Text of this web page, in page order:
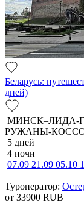
Беларусь:
дней)
МИНСК–ЛИДА-
РУЖАНЫ-
5 дней
4 ночи
07.09 21.09 05.10
Туроператор:
от 33900 RUB